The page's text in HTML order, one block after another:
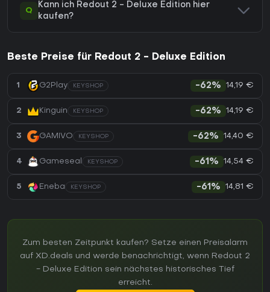
Q
Kann ich Redout 2 - Deluxe Edition hier
kaufen?
Beste Preise für Redout 2 - Deluxe Edition
1 G2Play KEYSHOP -62% 14,19 €
2 Kinguin KEYSHOP -62% 14,19 €
3 GAMIVO KEYSHOP -62% 14,40 €
4 Gameseal KEYSHOP -61% 14,54 €
5 Eneba KEYSHOP -61% 14,81 €
Zum besten Zeitpunkt kaufen? Setze einen Preisalarm
auf XD.deals und werde benachrichtigt, wenn Redout 2
- Deluxe Edition sein nächstes historisches Tief
erreicht.